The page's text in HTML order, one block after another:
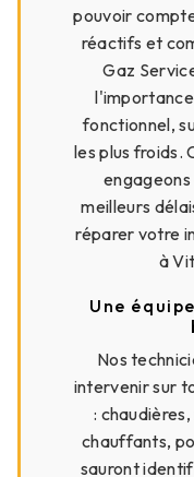
pouvoir
réactifs et
Gaz
fonctionnel,
les plus froids.
meilleurs
réparer votre
à
Une
Nos
intervenir sur
:
chauffants,
sauront